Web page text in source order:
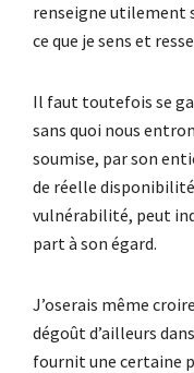
renseigne utilement
ce que je sens et
Il faut toutefois se
sans quoi nous
soumise, par son
de réelle
vulnérabilité, peut
part à son égard.
J’oserais même
dégoût d’ailleurs
fournit une certaine